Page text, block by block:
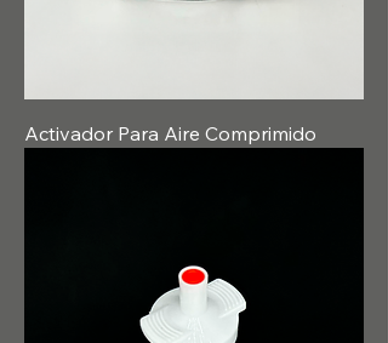
Activador Para Aire Comprimido